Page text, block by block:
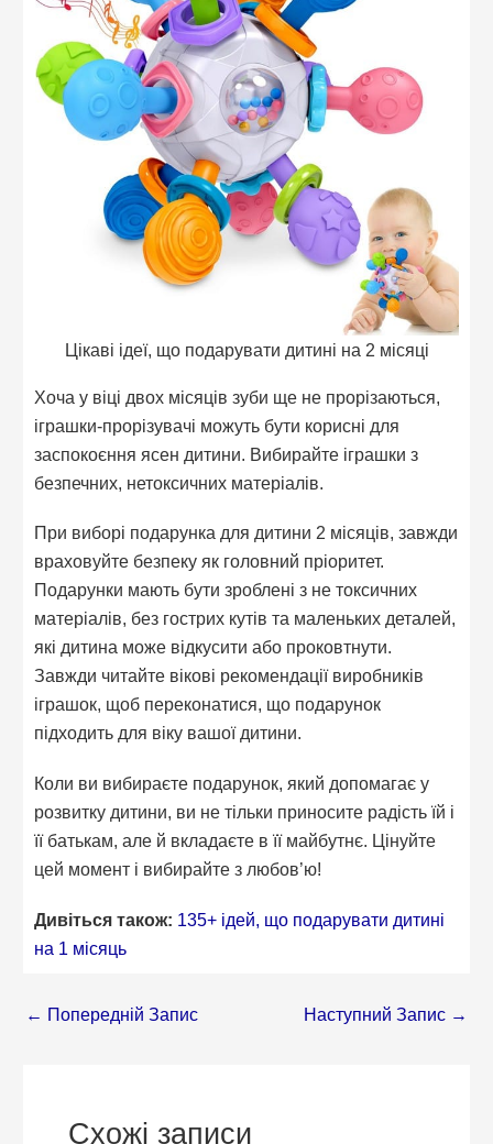
Цікаві ідеї, що подарувати дитині на 2 місяці
Хоча у віці двох місяців зуби ще не прорізаються,
іграшки-прорізувачі можуть бути корисні для
заспокоєння ясен дитини. Вибирайте іграшки з
безпечних, нетоксичних матеріалів.
При виборі подарунка для дитини 2 місяців, завжди
враховуйте безпеку як головний пріоритет.
Подарунки мають бути зроблені з не токсичних
матеріалів, без гострих кутів та маленьких деталей,
які дитина може відкусити або проковтнути.
Завжди читайте вікові рекомендації виробників
іграшок, щоб переконатися, що подарунок
підходить для віку вашої дитини.
Коли ви вибираєте подарунок, який допомагає у
розвитку дитини, ви не тільки приносите радість їй і
її батькам, але й вкладаєте в її майбутнє. Цінуйте
цей момент і вибирайте з любов’ю!
Дивіться також: 135+ ідей, що подарувати дитині
на 1 місяць
← Попередній Запис Наступний Запис →
Схожі записи